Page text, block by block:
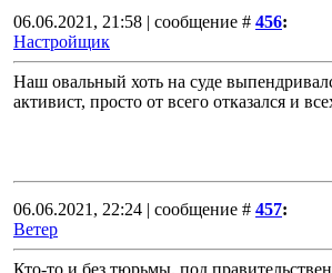
06.06.2021, 21:58 | сообщение # 456:
Настройщик
Наш овальный хоть на суде
активист, просто от всего отказался и
06.06.2021, 22:24 | сообщение # 457:
Ветер
Кто-то и без тюрьмы, под